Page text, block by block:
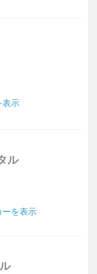
表示
ル
ーを表示